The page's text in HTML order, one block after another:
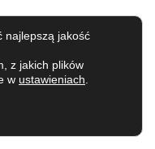
najlepszą jakość
z jakich plików
w ustawieniach